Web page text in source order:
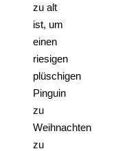
zu alt
ist, um
einen
riesigen
plüschigen
Pinguin
zu
Weihnachten
zu